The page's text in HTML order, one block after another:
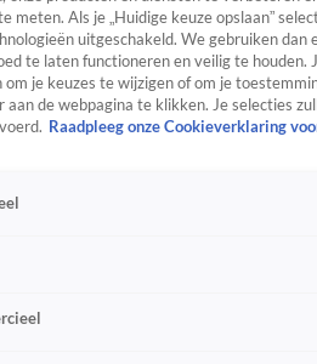
meten. Als je „Huidige keuze opslaan”
uitgeschakeld. We gebruiken dan
te laten functioneren en veilig te houden.
om je keuzes te wijzigen of om je
de webpagina te klikken. Je selecties
Raadpleeg onze Cookieverklaring